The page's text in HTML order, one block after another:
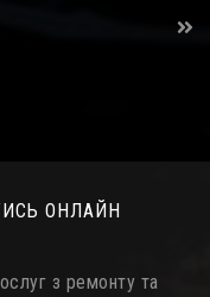
ОНЛАЙН
з ремонту та